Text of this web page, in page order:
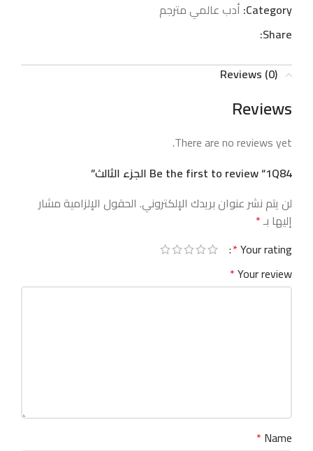
Category: أدب عالمي مترجم
Share:
Reviews (0)
Reviews
There are no reviews yet.
Be the first to review “1Q84 الجزء الثالث”
لن يتم نشر عنوان بريدك الإلكتروني. الحقول الإلزامية مشار
إليها بـ*
Your rating
*
Your review
*
Name
*